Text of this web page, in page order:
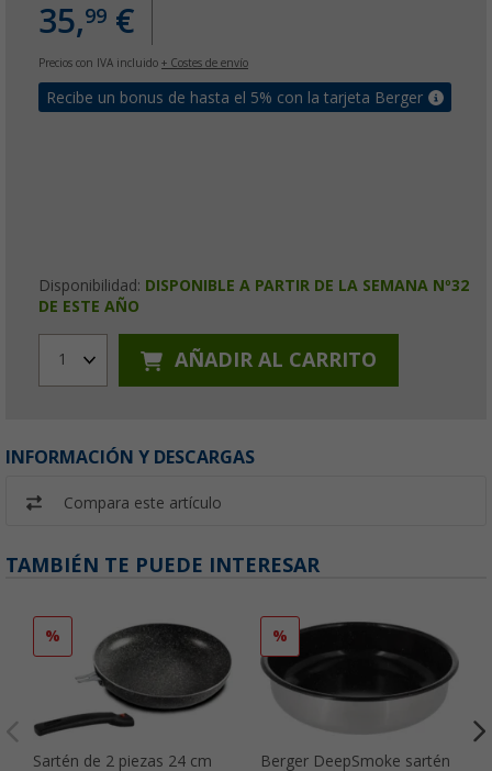
35,99 €
Precios con IVA incluido + Costes de envío
Recibe un bonus de hasta el 5% con la tarjeta Berger
Disponibilidad: DISPONIBLE A PARTIR DE LA SEMANA Nº32
DE ESTE AÑO
1 AÑADIR AL CARRITO
INFORMACIÓN Y DESCARGAS
Compara este artículo
TAMBIÉN TE PUEDE INTERESAR
%
Sartén de 2 piezas 24 cm
%
Berger DeepSmoke sartén